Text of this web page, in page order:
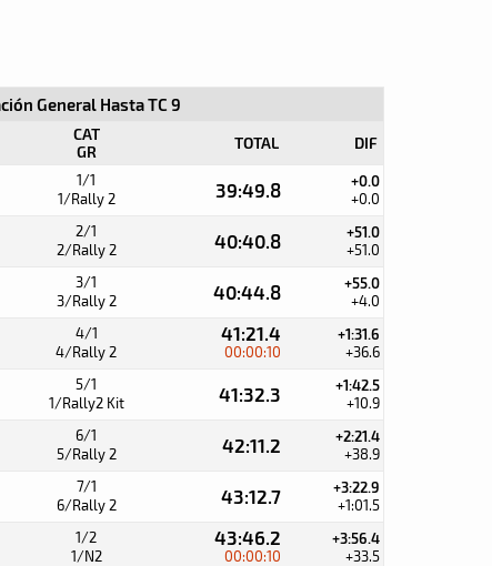
General Hasta TC 9
CAT
GR
TOTAL DIF
1/1
1/Rally 2
39:49.8 +0.0
+0.0
2/1
2/Rally 2
40:40.8 +51.0
+51.0
3/1
3/Rally 2
40:44.8 +55.0
+4.0
4/1
4/Rally 2
41:21.4
00:00:10
+1:31.6
+36.6
5/1
1/Rally2 Kit
41:32.3 +1:42.5
+10.9
6/1
5/Rally 2
42:11.2 +2:21.4
+38.9
7/1
6/Rally 2
43:12.7 +3:22.9
+1:01.5
1/2
1/N2
43:46.2
00:00:10
+3:56.4
+33.5